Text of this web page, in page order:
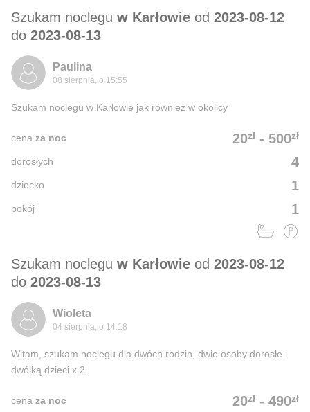
Szukam noclegu w Karłowie od 2023-08-12
do 2023-08-13
Paulina
08 sierpnia, o 15:55
Szukam noclegu w Karłowie jak również w okolicy
20zł - 500zł
cena za noc
4
dorosłych
1
dziecko
1
pokój
Szukam noclegu w Karłowie od 2023-08-12
do 2023-08-13
Wioleta
04 sierpnia, o 14:18
Witam, szukam noclegu dla dwóch rodzin, dwie osoby dorosłe i
dwójką dzieci x 2.
20zł - 490zł
cena za noc